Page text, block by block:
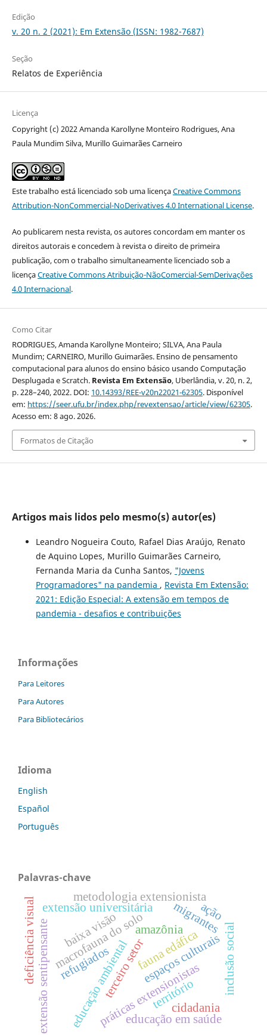
Edição
v. 20 n. 2 (2021): Em Extensão (ISSN: 1982-7687)
Seção
Relatos de Experiência
Licença
Copyright (c) 2022 Amanda Karollyne Monteiro Rodrigues, Ana
Paula Mundim Silva, Murillo Guimarães Carneiro
Este trabalho está licenciado sob uma licençaCreative Commons
Attribution-NonCommercial-NoDerivatives 4.0 International License.
Ao publicarem nesta revista, os autores concordam em manter os
direitos autorais e concedem à revista o direito de primeira
publicação, com o trabalho simultaneamente licenciado sob a
licençaCreative Commons Atribuição-NãoComercial-SemDerivações
4.0 Internacional.
Como Citar
RODRIGUES, Amanda Karollyne Monteiro; SILVA, Ana Paula
Mundim; CARNEIRO, Murillo Guimarães. Ensino de pensamento
computacional para alunos do ensino básico usando Computação
Desplugada e Scratch. Revista Em Extensão, Uberlândia, v. 20, n. 2,
p. 228–240, 2022. DOI: 10.14393/REE-v20n22021-62305. Disponível
em: https://seer.ufu.br/index.php/revextensao/article/view/62305.
Acesso em: 8 ago. 2026.
Formatos de Citação
Artigos mais lidos pelo mesmo(s) autor(es)
Leandro Nogueira Couto, Rafael Dias Araújo, Renato
de Aquino Lopes, Murillo Guimarães Carneiro,
Fernanda Maria da Cunha Santos, "Jovens
Programadores" na pandemia , Revista Em Extensão:
2021: Edição Especial: A extensão em tempos de
pandemia - desafios e contribuições
Informações
Para Leitores
Para Autores
Para Bibliotecários
Idioma
English
Español
Português
Palavras-chave
espaços culturais
práticas extensionistas
amazônia
macrofauna do solofauna edáfica
educação ambiental
extensão universitária
terceiro setor
extensão sentipensante
metodologia extensionista
território
educação em saúde
refugiados
migrantes
baixa visão
deficiência visual inclusão social
ação
cidadania